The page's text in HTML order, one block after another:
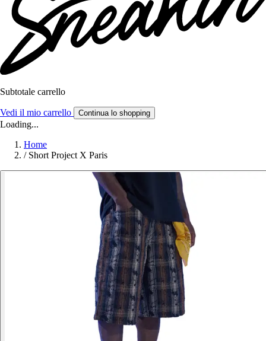
Subtotale carrello
Vedi il mio carrello Continua lo shopping
Loading...
Home
/ Short Project X Paris